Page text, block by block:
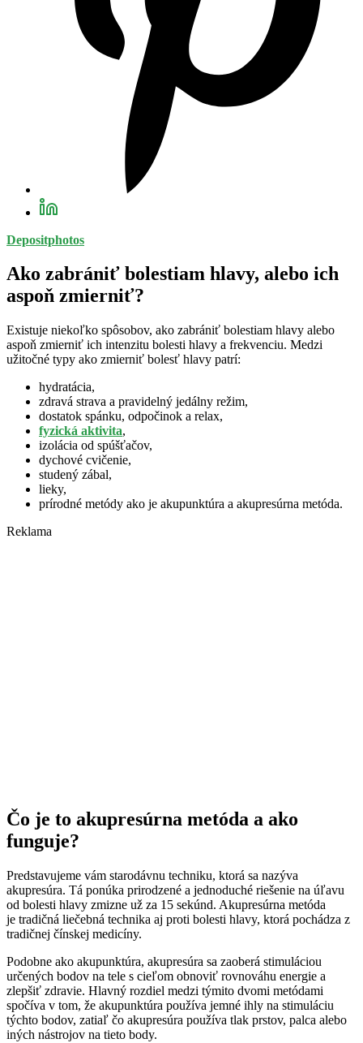
Depositphotos
Ako zabrániť bolestiam hlavy, alebo ich
aspoň zmierniť?
Existuje niekoľko spôsobov, ako zabrániť bolestiam hlavy alebo
aspoň zmierniť ich intenzitu bolesti hlavy a frekvenciu. Medzi
užitočné typy ako zmierniť bolesť hlavy patrí:
hydratácia,
zdravá strava a pravidelný jedálny režim,
dostatok spánku, odpočinok a relax,
fyzická aktivita,
izolácia od spúšťačov,
dychové cvičenie,
studený zábal,
lieky,
prírodné metódy ako je akupunktúra a akupresúrna metóda.
Reklama
Čo je to akupresúrna metóda a ako
funguje?
Predstavujeme vám starodávnu techniku, ktorá sa nazýva
akupresúra. Tá ponúka prirodzené a jednoduché riešenie na úľavu
od bolesti hlavy zmizne už za 15 sekúnd. Akupresúrna metóda
je tradičná liečebná technika aj proti bolesti hlavy, ktorá pochádza z
tradičnej čínskej medicíny.
Podobne ako akupunktúra, akupresúra sa zaoberá stimuláciou
určených bodov na tele s cieľom obnoviť rovnováhu energie a
zlepšiť zdravie. Hlavný rozdiel medzi týmito dvomi metódami
spočíva v tom, že akupunktúra používa jemné ihly na stimuláciu
týchto bodov, zatiaľ čo akupresúra používa tlak prstov, palca alebo
iných nástrojov na tieto body.